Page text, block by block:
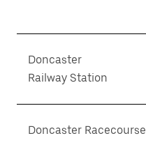
Doncaster
Railway Station
Doncaster Racecourse